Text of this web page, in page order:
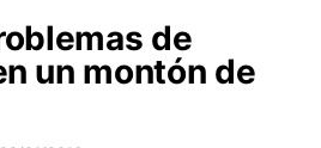
de
un montón de